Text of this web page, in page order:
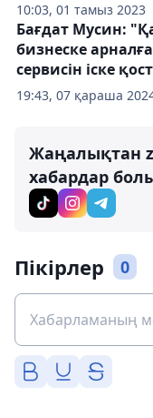
10:03, 01 тамыз 2023
19:43, 07 қараша
Бағдат Мусин:
бизнеске
сервисін іске
Жаңалықтан
хабардар
Пікірлер 0